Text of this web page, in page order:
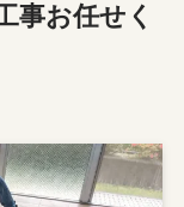
事お任せく